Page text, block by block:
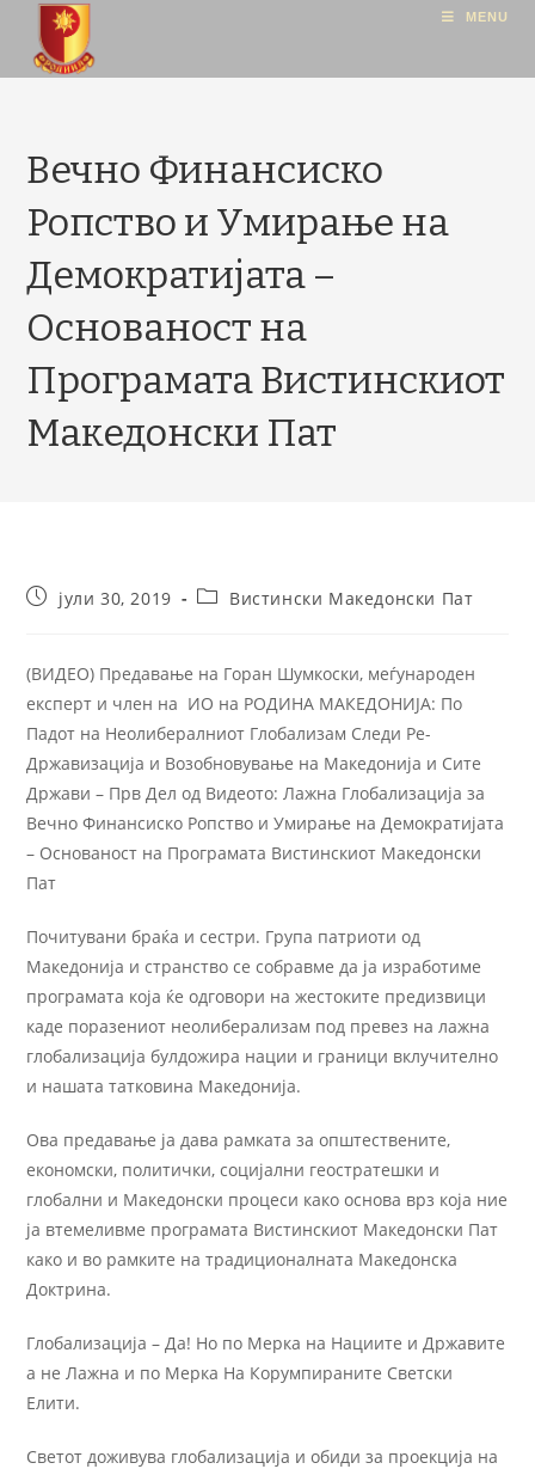
MENU
Вечно Финансиско
Ропство и Умирање на
Демократијата –
Основаност на
Програмата Вистинскиот
Македонски Пат
јули 30, 2019 Вистински Македонски Пат
(ВИДЕО) Предавање на Горан Шумкоски, меѓународен
експерт и член на ИО на РОДИНА МАКЕДОНИЈА: По
Падот на Неолибералниот Глобализам Следи Ре-
Државизација и Возобновување на Македонија и Сите
Држави – Прв Дел од Видеото: Лажна Глобализација за
Вечно Финансиско Ропство и Умирање на Демократијата
– Основаност на Програмата Вистинскиот Македонски
Пат
Почитувани браќа и сестри. Група патриоти од
Македонија и странство се собравме да ја изработиме
програмата која ќе одговори на жестоките предизвици
каде поразениот неолиберализам под превез на лажна
глобализација булдожира нации и граници вклучително
и нашата татковина Македонија.
Ова предавање ја дава рамката за општествените,
економски, политички, социјални геостратешки и
глобални и Македонски процеси како основа врз која ние
ја втемеливме програмата Вистинскиот Македонски Пат
како и во рамките на традиционалната Македонска
Доктрина.
Глобализација – Да! Но по Мерка на Нациите и Државите
а не Лажна и по Мерка На Корумпираните Светски
Елити.
Светот доживува глобализација и обиди за проекција на